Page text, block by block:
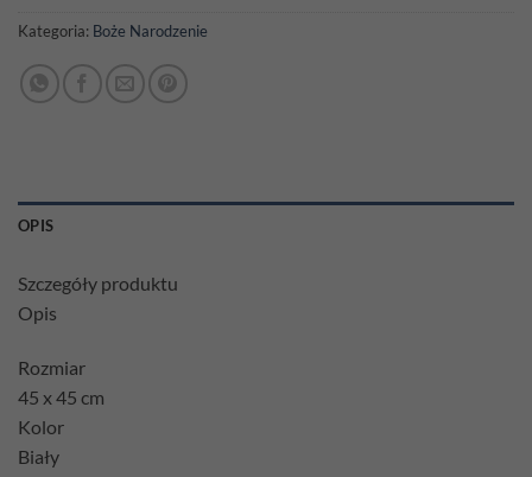
Kategoria: Boże Narodzenie
OPIS
Szczegóły produktu
Opis
Rozmiar
45 x 45 cm
Kolor
Biały